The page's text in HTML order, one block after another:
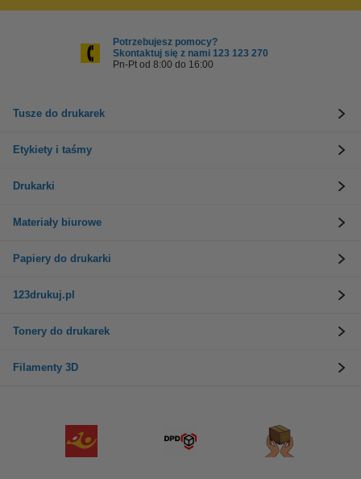
Potrzebujesz pomocy?
Skontaktuj się z nami 123 123 270
Pn-Pt od 8:00 do 16:00
Tusze do drukarek
Etykiety i taśmy
Drukarki
Materiały biurowe
Papiery do drukarki
123drukuj.pl
Tonery do drukarek
Filamenty 3D